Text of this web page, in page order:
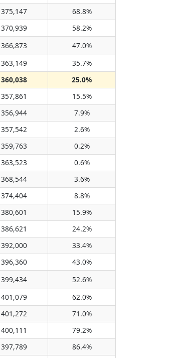
375,147
68.8%
370,939
58.2%
366,873
47.0%
363,149
35.7%
360,038
25.0%
357,861
15.5%
356,944
7.9%
357,542
2.6%
359,763
0.2%
363,523
0.6%
368,544
3.6%
374,404
8.8%
380,601
15.9%
386,621
24.2%
392,000
33.4%
396,360
43.0%
399,434
52.6%
401,079
62.0%
401,272
71.0%
400,111
79.2%
397,789
86.4%